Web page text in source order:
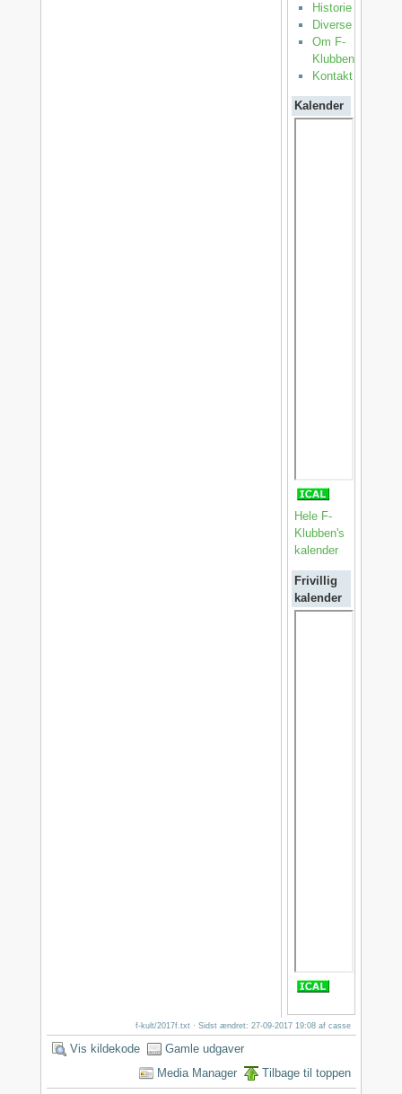
Historie
Diverse
Om F-
Klubben
Kontakt
Kalender
Hele F-
Klubben's
kalender
Frivillig
kalender
f-kult/2017f.txt · Sidst ændret: 27-09-2017 19:08 afcasse
Vis kildekode
Gamle udgaver
Media Manager
Tilbage til toppen